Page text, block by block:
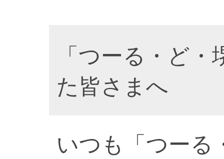
「つーる・ど
た皆さまへ
いつも「つーる